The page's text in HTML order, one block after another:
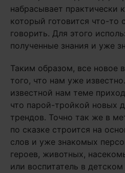
набрасывает практически
который готовится что-то
говорить. Для этого
полученные знания и уже
Таким образом, все новое
того, что нам уже
известной нам теме
что парой-тройкой новых
трендов. Точно так же в
по сказке строится на
слов и уже знакомых
героев, животных,
или воспитатель в